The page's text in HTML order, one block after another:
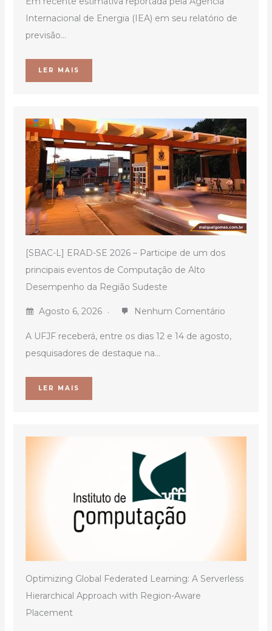
Internacional de Energia (IEA) em seu relatório de
previsão...
LER MAIS
[SBAC-L] ERAD-SE 2026 – Participe de um dos
principais eventos de Computação de Alto
Desempenho da Região Sudeste
Agosto 6, 2026 Nenhum Comentário
A UFJF receberá, entre os dias 12 e 14 de agosto,
pesquisadores de destaque na...
LER MAIS
Optimizing Global Federated Learning: A Serverless
Hierarchical Approach with Region-Aware
Placement